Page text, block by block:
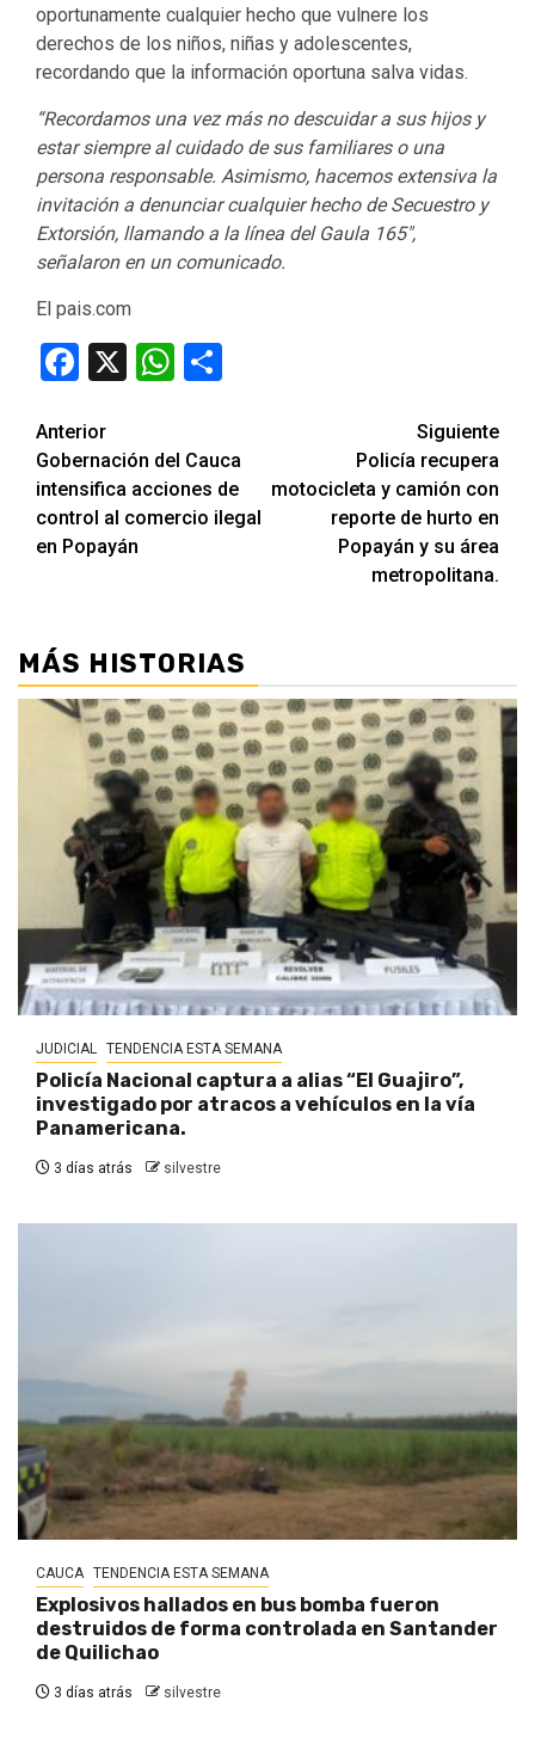
oportunamente cualquier hecho que vulnere los
derechos de los niños, niñas y adolescentes,
recordando que la información oportuna salva vidas.
“Recordamos una vez más no descuidar a sus hijos y
estar siempre al cuidado de sus familiares o una
persona responsable. Asimismo, hacemos extensiva la
invitación a denunciar cualquier hecho de Secuestro y
Extorsión, llamando a la línea del Gaula 165″,
señalaron en un comunicado.
El pais.com
Facebook
X WhatsApp
Seguir
leyendo
Anterior
Gobernación del Cauca
intensifica acciones de
control al comercio ilegal
en Popayán
Siguiente
Policía recupera
motocicleta y camión con
reporte de hurto en
Popayán y su área
metropolitana.
MÁS HISTORIAS
JUDICIAL TENDENCIA ESTA SEMANA
Policía Nacional captura a alias “El Guajiro”,
investigado por atracos a vehículos en la vía
Panamericana.
3 días atrás silvestre
CAUCA TENDENCIA ESTA SEMANA
Explosivos hallados en bus bomba fueron
destruidos de forma controlada en Santander
de Quilichao
3 días atrás silvestre